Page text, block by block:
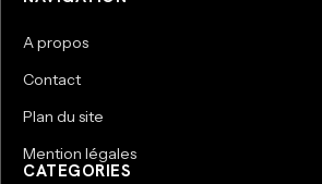
A propos
Contact
Plan du site
Mention légales
CATEGORIES